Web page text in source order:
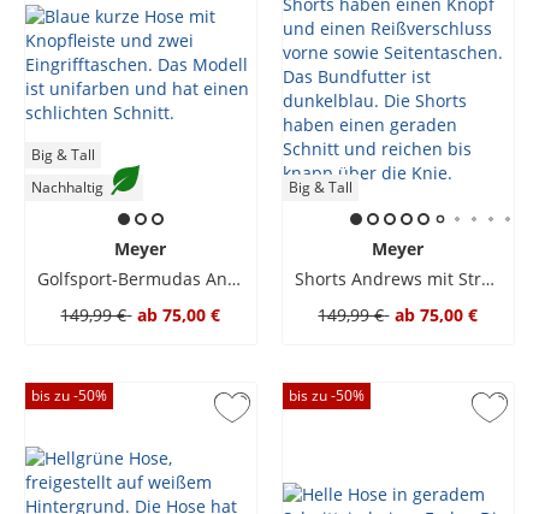
Big & Tall
Nachhaltig
Meyer
Golfsport-Bermudas Andrews mit Stretchanteil
149,99 € ab 75,00 €
Big & Tall
Meyer
Shorts Andrews mit Stretchanteil für Golfsport
149,99 € ab 75,00 €
bis zu -50% bis zu -50%